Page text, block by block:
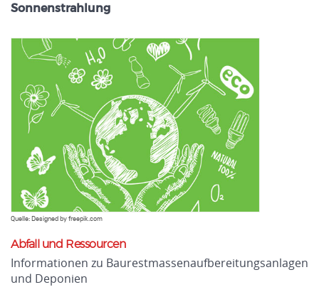
Sonnenstrahlung
Quelle: Designed by freepik.com
Abfall und Ressourcen
Informationen zu Baurestmassenaufbereitungsanlagen
und Deponien